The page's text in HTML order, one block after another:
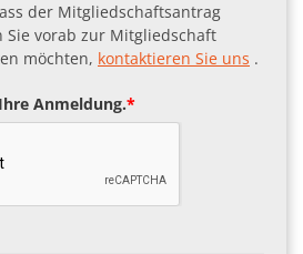
der Mitgliedschaftsantrag
vorab zur Mitgliedschaft
möchten, kontaktieren Sie uns .
Anmeldung.*